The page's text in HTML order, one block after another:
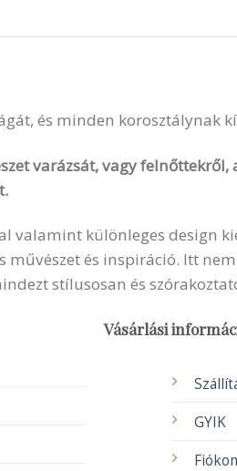
és minden korosztálynak
varázsát, vagy
valamint különleges design
és inspiráció. Itt
stílusosan és
Vásárlási
GYIK